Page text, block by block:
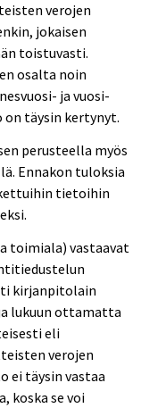
verojen
jokaisen
toistuvasti.
osalta noin
ja vuosi-
täysin kertynyt.
perusteella myös
Ennakon tuloksia
tietoihin
toimiala) vastaavat
kirjanpitolain
lukuun ottamatta
eli
verojen
ei täysin vastaa
koska se voi